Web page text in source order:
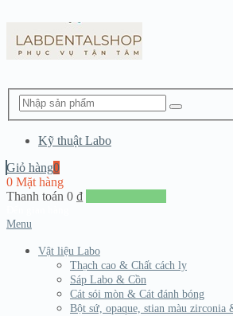
Kỹ thuật Labo
Giỏ hàng0
0 Mặt hàng
Thanh toán 0 ₫
Menu
Vật liệu Labo
Thạch cao & Chất cách ly
Sáp Labo & Cồn
Cát sói mòn & Cát đánh bóng
Bột sứ, opaque, stian màu